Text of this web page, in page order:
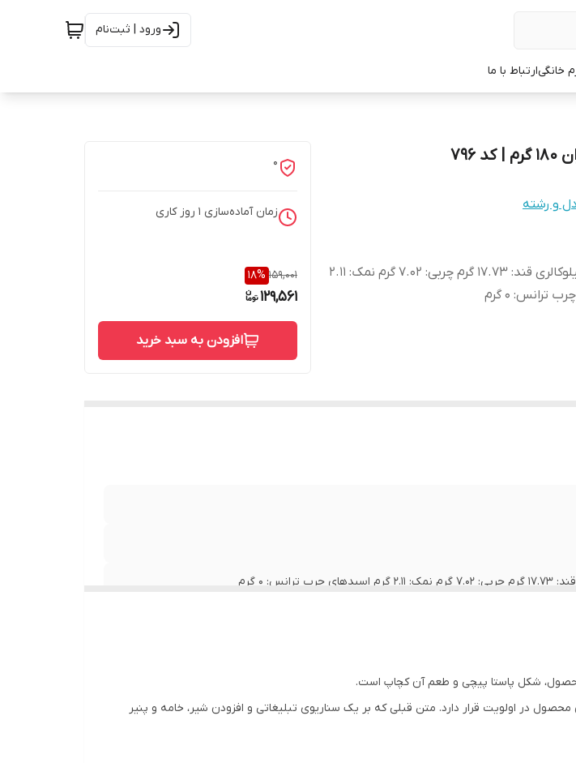
ورود | ثبت‌نام
خانگیارتباط با ما
و رشته
انرژی: ۶۴۷.۱ کیلوکالری قند: ۱۷.۷۳ گرم چربی: ۷.۰۲ گرم نمک: ۲.۱۱
ترانس: ۰ گرم
0
زمان آماده‌سازی 1 روز کاری
159,001
18%
129,561
افزودن به سبد خرید
در اولویت قرار دارد. متن قبلی که بر یک سناریوی تبلیغاتی و افزودن شیر، خامه و پنیر